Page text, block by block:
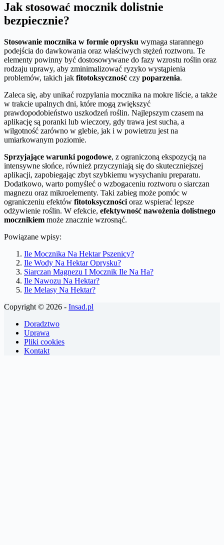
Jak stosować mocznik dolistnie
bezpiecznie?
Stosowanie mocznika w formie oprysku wymaga starannego
podejścia do dawkowania oraz właściwych stężeń roztworu. Te
elementy powinny być dostosowywane do fazy wzrostu roślin oraz
rodzaju uprawy, aby zminimalizować ryzyko wystąpienia
problemów, takich jak fitotoksyczność czy poparzenia.
Zaleca się, aby unikać rozpylania mocznika na mokre liście, a także
w trakcie upalnych dni, które mogą zwiększyć
prawdopodobieństwo uszkodzeń roślin. Najlepszym czasem na
aplikację są poranki lub wieczory, gdy trawa jest sucha, a
wilgotność zarówno w glebie, jak i w powietrzu jest na
umiarkowanym poziomie.
Sprzyjające warunki pogodowe, z ograniczoną ekspozycją na
intensywne słońce, również przyczyniają się do skuteczniejszej
aplikacji, zapobiegając zbyt szybkiemu wysychaniu preparatu.
Dodatkowo, warto pomyśleć o wzbogaceniu roztworu o siarczan
magnezu oraz mikroelementy. Taki zabieg może pomóc w
ograniczeniu efektów fitotoksyczności oraz wspierać lepsze
odżywienie roślin. W efekcie, efektywność nawożenia dolistnego
mocznikiem może znacznie wzrosnąć.
Powiązane wpisy:
Ile Mocznika Na Hektar Pszenicy?
Ile Wody Na Hektar Oprysku?
Siarczan Magnezu I Mocznik Ile Na Ha?
Ile Nawozu Na Hektar?
Ile Melasy Na Hektar?
Copyright © 2026 - Insad.pl
Doradztwo
Uprawa
Pliki cookies
Kontakt